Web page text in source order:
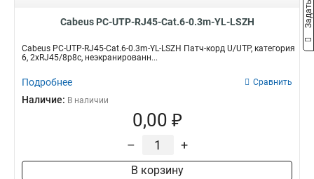
Cabeus PC-UTP-RJ45-Cat.6-0.3m-YL-LSZH
Cabeus PC-UTP-RJ45-Cat.6-0.3m-YL-LSZH Патч-корд U/UTP, категория
6, 2xRJ45/8p8c, неэкранированн...
Подробнее Сравнить
Наличие: В наличии
0,00 ₽
– +
В корзину